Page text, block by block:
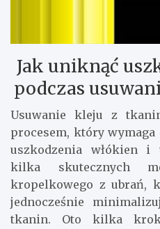
Jak uniknąć
podczas
Usuwanie kleju z
procesem, który
uszkodzenia włókien i
kilka skutecznych
kropelkowego z ubrań,
jednocześnie
tkanin. Oto kilka